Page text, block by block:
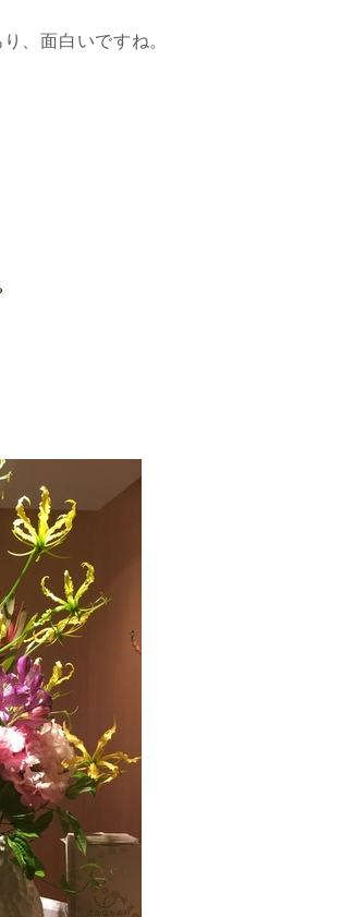
、面白いですね。